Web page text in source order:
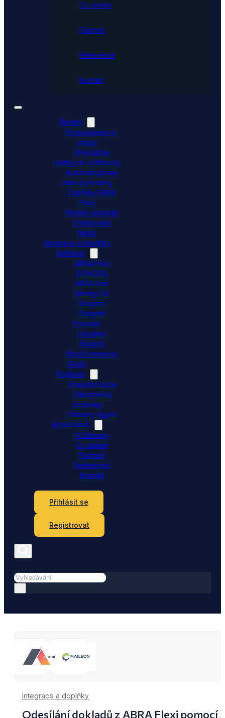
Co umíme
Partneři
Reference
Kontakt
Řešení
Propojujeme e-
shopy
Přenášíme
platby do účetnictví
Automatizujeme
data a procesy
Doplňky ABRA
Flexi
Mobilní skladník
Vytěžování
faktur
Integrace a doplňky
Aplikace
ABRA Flexi
POHODA
ABRA Gen
Money S3
Shoptet
Shoptet
Premium
Upgates
Shopify
WooCommerce
Ceník
Podpora
Znalostní báze
Zákaznická
podpora
Dativery Agent
Společnost
O Dativery
Co umíme
Partneři
Reference
Kontakt
Přihlásit se
Registrovat
Hledat
Integrace a doplňky
Odesílání dokladů z ABRA Flexi pomocí